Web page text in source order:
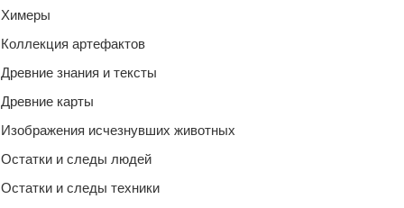
Химеры
Коллекция артефактов
Древние знания и тексты
Древние карты
Изображения исчезнувших животных
Остатки и следы людей
Остатки и следы техники